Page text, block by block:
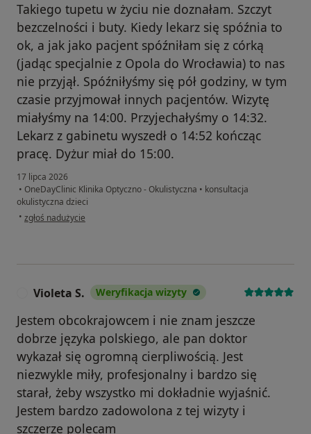
Takiego tupetu w życiu nie doznałam. Szczyt
bezczelności i buty. Kiedy lekarz się spóźnia to
ok, a jak jako pacjent spóźniłam się z córką
(jadąc specjalnie z Opola do Wrocławia) to nas
nie przyjął. Spóźniłyśmy się pół godziny, w tym
czasie przyjmował innych pacjentów. Wizytę
miałyśmy na 14:00. Przyjechałyśmy o 14:32.
Lekarz z gabinetu wyszedł o 14:52 kończąc
pracę. Dyżur miał do 15:00.
17 lipca 2026
• OneDayClinic Klinika Optyczno - Okulistyczna • konsultacja
okulistyczna dzieci
• w opinii użytkownika Maria
zgłoś nadużycie
Violeta S. Weryfikacja wizyty
Jestem obcokrajowcem i nie znam jeszcze
dobrze języka polskiego, ale pan doktor
wykazał się ogromną cierpliwością. Jest
niezwykle miły, profesjonalny i bardzo się
starał, żeby wszystko mi dokładnie wyjaśnić.
Jestem bardzo zadowolona z tej wizyty i
szczerze polecam